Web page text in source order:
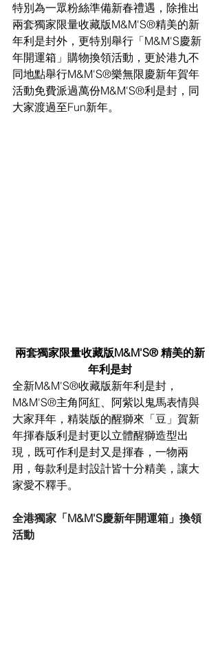
特別為一眾粉絲準備新春禮遇，除推出
兩套獨家限量收藏版M&M'S®精美的新
年利是封外，更特別舉行「M&M'S慶新
年開運箱」購物換領活動，更於港九不
同地點舉行M&M'S®樂無限慶新年賀年
活動免費派過萬份M&M'S®利是封，同
大家渡過至Fun新年。
兩套獨家限量收藏版M&M'S® 精美的新
年利是封
全新M&M'S®收藏版新年利是封，
M&M'S®主角阿紅、阿紫以鬼馬表情與
大家拜年，精裝版的醒獅來「豆」賀新
年揮春版利是封更以立體醒獅造型出
現，既可作利是封又是揮春，一物兩
用，每款利是封設計皆十分精美，讓大
家愛不釋手。
全港獨家「M&M'S慶新年開運箱」換領
活動